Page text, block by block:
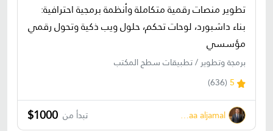
تطوير منصات رقمية متكاملة وأنظمة برمجية احترافية:
بناء داشبورد، لوحات تحكم، حلول ويب ذكية وتحول رقمي
مؤسسي
برمجة وتطوير / تطبيقات سطح المكتب
5
(636)
bahaa aljamal تبدأ من $1000